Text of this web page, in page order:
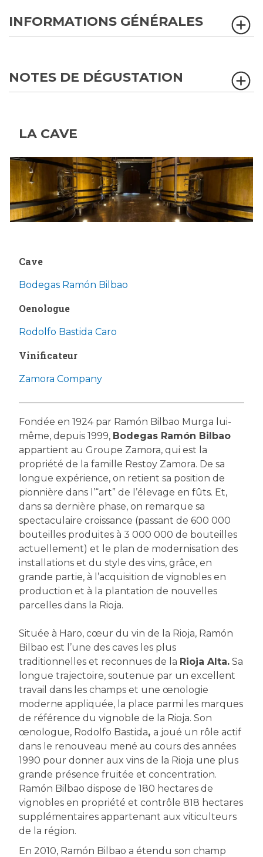
INFORMATIONS GÉNÉRALES
NOTES DE DÉGUSTATION
LA CAVE
Cave
Bodegas Ramón Bilbao
Oenologue
Rodolfo Bastida Caro
Vinificateur
Zamora Company
Fondée en 1924 par Ramón Bilbao Murga lui-
même, depuis 1999, Bodegas Ramón Bilbao
appartient au Groupe Zamora, qui est la
propriété de la famille Restoy Zamora. De sa
longue expérience, on retient sa position de
pionnière dans l’“art” de l’élevage en fûts. Et,
dans sa dernière phase, on remarque sa
spectaculaire croissance (passant de 600 000
bouteilles produites à 3 000 000 de bouteilles
actuellement) et le plan de modernisation des
installations et du style des vins, grâce, en
grande partie, à l’acquisition de vignobles en
production et à la plantation de nouvelles
parcelles dans la Rioja.
Située à Haro, cœur du vin de la Rioja, Ramón
Bilbao est l’une des caves les plus
traditionnelles et reconnues de la Rioja Alta. Sa
longue trajectoire, soutenue par un excellent
travail dans les champs et une œnologie
moderne appliquée, la place parmi les marques
de référence du vignoble de la Rioja. Son
œnologue, Rodolfo Bastida, a joué un rôle actif
dans le renouveau mené au cours des années
1990 pour donner aux vins de la Rioja une plus
grande présence fruitée et concentration.
Ramón Bilbao dispose de 180 hectares de
vignobles en propriété et contrôle 818 hectares
supplémentaires appartenant aux viticulteurs
de la région.
En 2010, Ramón Bilbao a étendu son champ